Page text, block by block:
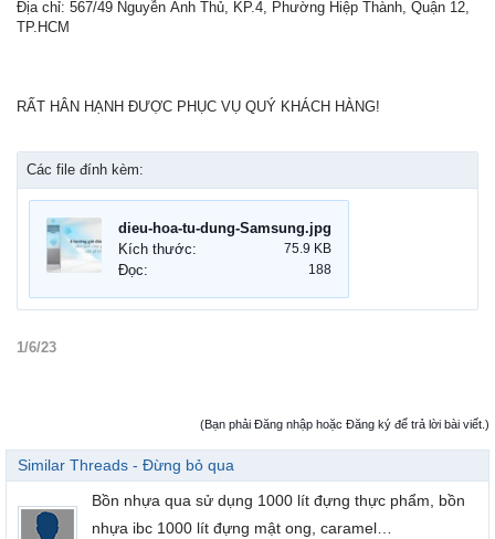
Địa chỉ: 567/49 Nguyễn Ảnh Thủ, KP.4, Phường Hiệp Thành, Quận 12,
TP.HCM
RẤT HÂN HẠNH ĐƯỢC PHỤC VỤ QUÝ KHÁCH HÀNG!
Các file đính kèm:
dieu-hoa-tu-dung-Samsung.jpg
Kích thước:
75.9 KB
Đọc: 188
1/6/23
(Bạn phải Đăng nhập hoặc Đăng ký để trả lời bài viết.)
Similar Threads - Đừng bỏ qua
Bồn nhựa qua sử dụng 1000 lít đựng thực phẩm, bồn
nhựa ibc 1000 lít đựng mật ong, caramel…